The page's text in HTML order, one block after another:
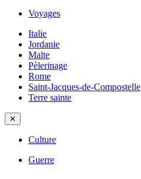
Voyages
Italie
Jordanie
Malte
Pèlerinage
Rome
Saint-Jacques-de-Compostelle
Terre sainte
✕
Culture
Guerre